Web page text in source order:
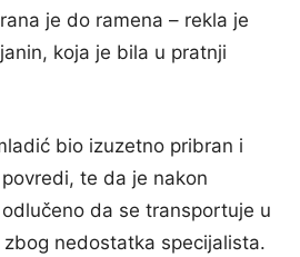
je do ramena – rekla je
koja je bila u pratnji
bio izuzetno pribran i
te da je nakon
da se transportuje u
nedostatka specijalista.